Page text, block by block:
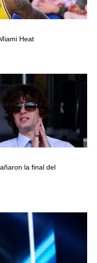
Heat
la final del